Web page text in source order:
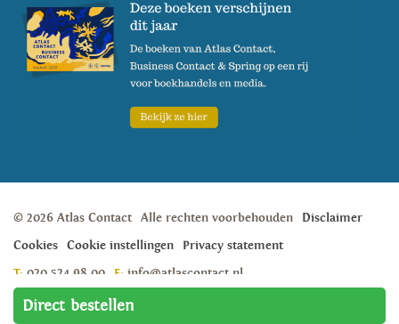
Direct bestellen
© 2026 Atlas Contact Alle rechten voorbehouden
Disclaimer
Cookies
Cookie instellingen
Privacy statement
T: 020 524 98 00 E: info@atlascontact.nl
Weesperstraat 105A, 1018 VN, Amsterdam